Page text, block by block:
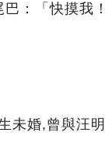
：「快摸我
未婚,曾與汪